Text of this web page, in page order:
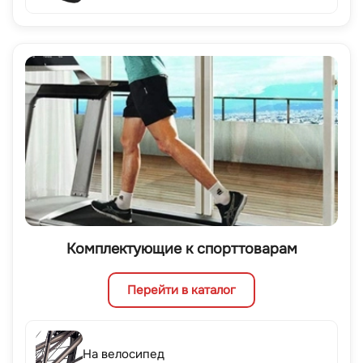
Комплектующие к спорттоварам
Перейти в каталог
На велосипед